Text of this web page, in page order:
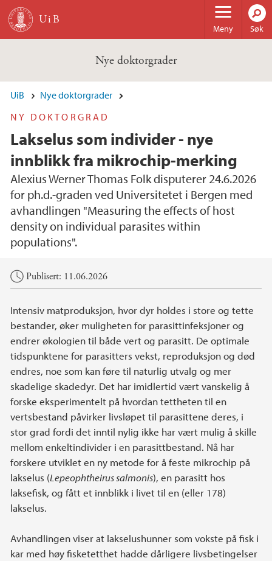
Hopp til hovedinnhold
Meny Søk
Nye doktorgrader
UiB
Nye doktorgrader
NY DOKTORGRAD
Lakselus som individer - nye
innblikk fra mikrochip-merking
Alexius Werner Thomas Folk disputerer 24.6.2026
for ph.d.-graden ved Universitetet i Bergen med
avhandlingen "Measuring the effects of host
density on individual parasites within
populations".
Hovedinnhold
Publisert: 11.06.2026
Intensiv matproduksjon, hvor dyr holdes i store og tette
bestander, øker muligheten for parasittinfeksjoner og
endrer økologien til både vert og parasitt. De optimale
tidspunktene for parasitters vekst, reproduksjon og død
endres, noe som kan føre til naturlig utvalg og mer
skadelige skadedyr. Det har imidlertid vært vanskelig å
forske eksperimentelt på hvordan tettheten til en
vertsbestand påvirker livsløpet til parasittene deres, i
stor grad fordi det inntil nylig ikke har vært mulig å skille
mellom enkeltindivider i en parasittbestand. Nå har
forskere utviklet en ny metode for å feste mikrochip på
lakselus (Lepeophtheirus salmonis), en parasitt hos
laksefisk, og fått et innblikk i livet til en (eller 178)
lakselus.
Avhandlingen viser at lakselushunner som vokste på fisk i
kar med høy fisketetthet hadde dårligere livsbetingelser